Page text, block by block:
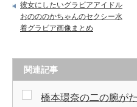
彼女にしたいグラビアアイドル
おのののかちゃんのセクシー水
着グラビア画像まとめ
関連記事
橋本環奈の二の腕が